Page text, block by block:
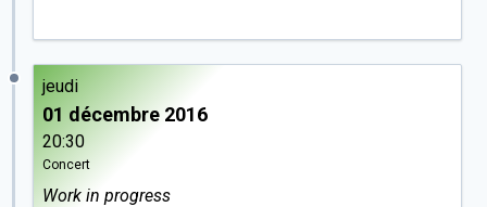
jeudi
01 décembre 2016
20:30
Concert
Work in progress